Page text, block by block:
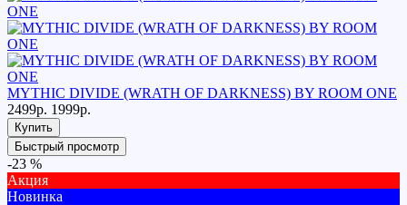
MYTHIC DIVIDE (WRATH OF DARKNESS) BY ROOM ONE
2499р. 1999р.
Купить
Быстрый просмотр
-23 %
Акция
Новинка